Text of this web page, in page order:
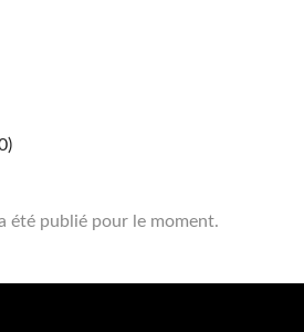
été publié pour le moment.